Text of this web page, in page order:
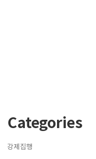
Categories
강제집행